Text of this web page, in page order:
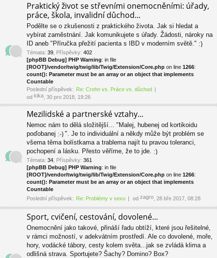
Praktický život se střevními onemocněními: úřady,
práce, škola, invalidní důchod...
Podělte se o zkušenosti z praktického života. Jak si hledat a
vybírat zaměstnání. Jak komunikujete s úřady. Žádosti, nároky na
ID aneb "Příručka přežití pacienta s IBD v moderním světě."
Témata: 39 Příspěvky: 402
[phpBB Debug] PHP Warning: in file
[ROOT]/vendor/twig/twig/lib/Twig/Extension/Core.php on line 1266:
count(): Parameter must be an array or an object that implements
Countable
Poslední příspěvek: Re: Crohn vs. Práce vs. důchod
od kika , 30 pro 2018, 19:26
Mezilidské a partnerské vztahy...
Nemoc nám to dělá složitější... "Malej, hubenej od kortikoidu
poďobanej
". Je to individuální a někdy může být problém se
všema těma bolístkama a trablema najít tu pravou toleranci,
pochopení a lásku. Přesto věříme, že to jde.
Témata: 34 Příspěvky: 361
[phpBB Debug] PHP Warning: in file
[ROOT]/vendor/twig/twig/lib/Twig/Extension/Core.php on line 1266:
count(): Parameter must be an array or an object that implements
Countable
Poslední příspěvek: Re: Problémy v sexu od zagro , 28 bře 2017, 08:28
Sport, cvičení, cestování, dovolené...
Onemocnění jako takové, přináší řadu obtíží, které jsou řešitelné,
v rámci možností, v adekvátním prostředí. Ale co dovolené, moře,
hory, vodácké tábory, cesty kolem světa...jak se zvládá klima a
odlišná strava. Sportujete? Šachy? Domino? Box?